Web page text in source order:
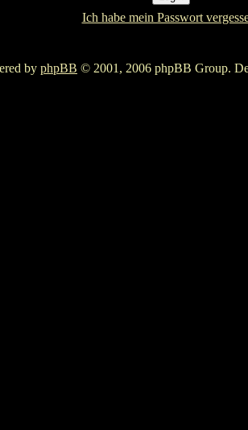
Ich habe mein Passwort
by phpBB © 2001, 2006 phpBB Group.